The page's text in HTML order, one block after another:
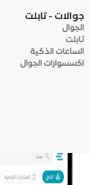
جوالات - تابلت
الجوال
تابلت
الساعات الذكية
اكسسوارات الجوال